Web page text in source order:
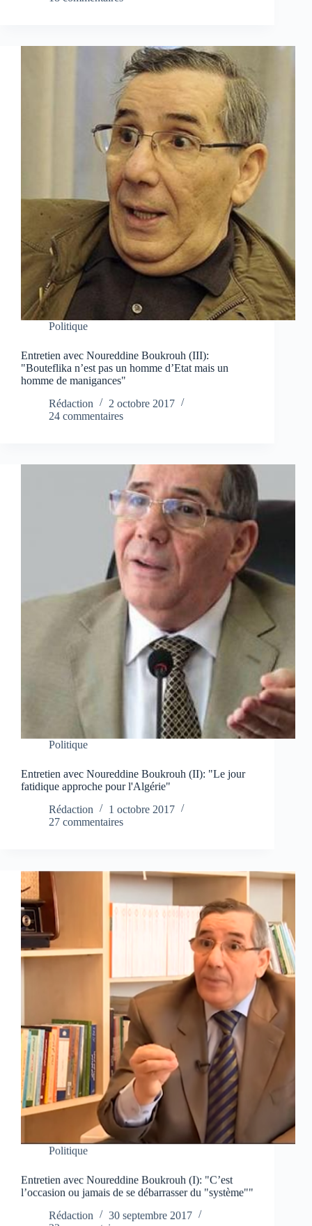
Politique
Entretien avec Noureddine Boukrouh (III):
"Bouteflika n’est pas un homme d’Etat mais un
homme de manigances"
Rédaction
2 octobre 2017
24 commentaires
Politique
Entretien avec Noureddine Boukrouh (II): "Le jour
fatidique approche pour l'Algérie"
Rédaction
1 octobre 2017
27 commentaires
Politique
Entretien avec Noureddine Boukrouh (I): "C’est
l’occasion ou jamais de se débarrasser du "système""
Rédaction
30 septembre 2017